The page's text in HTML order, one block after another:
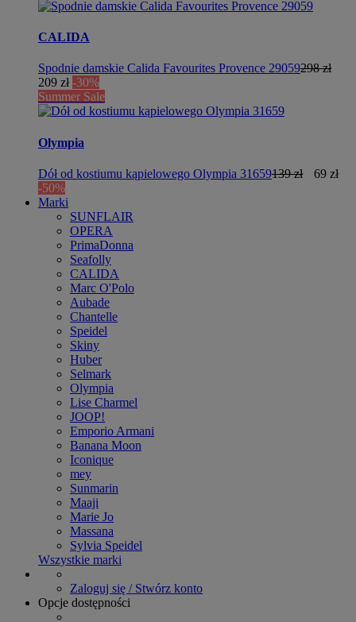
CALIDA
Spodnie damskie Calida Favourites Provence 29059298 zł
209 zł -30%
Summer Sale
Olympia
Dół od kostiumu kąpielowego Olympia 31659139 zł
69 zł
-50%
Marki
SUNFLAIR
OPERA
PrimaDonna
Seafolly
CALIDA
Marc O'Polo
Aubade
Chantelle
Speidel
Skiny
Huber
Selmark
Olympia
Lise Charmel
JOOP!
Emporio Armani
Banana Moon
Iconique
mey
Sunmarin
Maaji
Marie Jo
Massana
Sylvia Speidel
Wszystkie marki
Zaloguj się / Stwórz konto
Opcje dostępności